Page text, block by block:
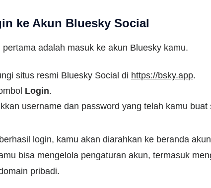
ke Akun Bluesky Social
pertama adalah masuk ke akun Bluesky kamu.
situs resmi Bluesky Social di https://bsky.app.
Login.
username dan password yang telah kamu buat
login, kamu akan diarahkan ke beranda
bisa mengelola pengaturan akun, termasuk
pribadi.